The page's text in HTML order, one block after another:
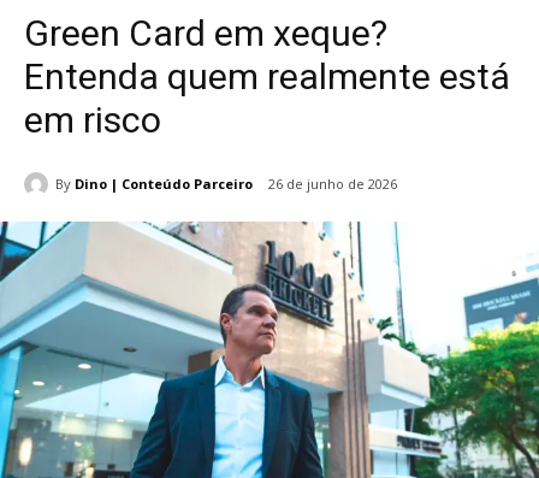
Green Card em xeque?
Entenda quem realmente está
em risco
By Dino | Conteúdo Parceiro 26 de junho de 2026